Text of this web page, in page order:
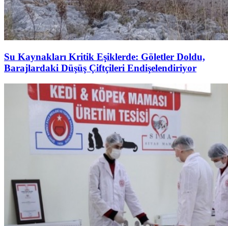
Su Kaynakları Kritik Eşiklerde: Göletler Doldu,
Barajlardaki Düşüş Çiftçileri Endişelendiriyor